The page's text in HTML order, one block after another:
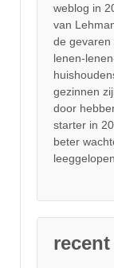
weblog in
van
de gevaren
lenen-
gezinnen
door
starter in
beter
leeggelopen.